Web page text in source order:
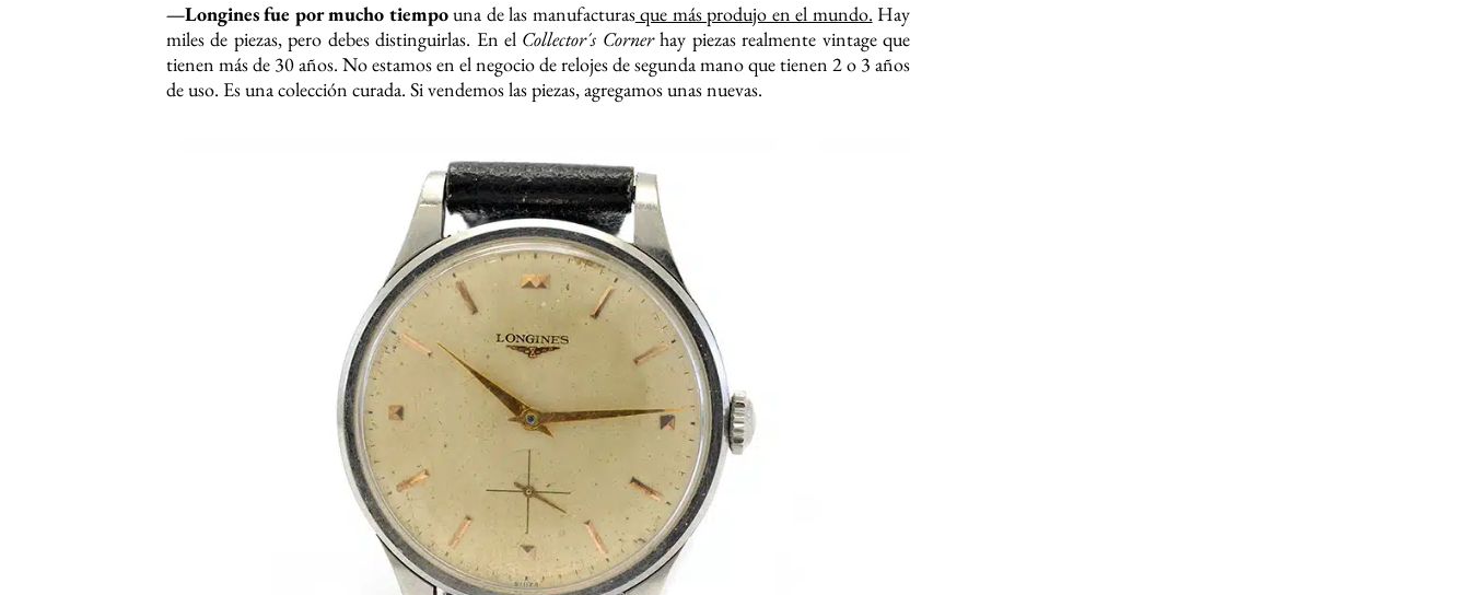
—Longines fue por mucho tiempouna de las manufacturasque más produjo en el mundo. Hay
miles de piezas, pero debes distinguirlas. En el Collector´s Cornerhay piezas realmente vintage que
tienen más de 30 años. No estamos en el negocio de relojes de segunda mano que tienen 2 o 3 años
de uso. Es una colección curada. Si vendemos las piezas, agregamos unas nuevas.